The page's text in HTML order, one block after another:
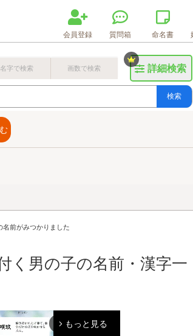
会員登録 質問箱 命名書
詳細検索
名字で検索 画数で検索
検索
画数検索のヒント
名前がみつかりました
く男の子の名前・漢字一
arrow_forward_ios もっと見る